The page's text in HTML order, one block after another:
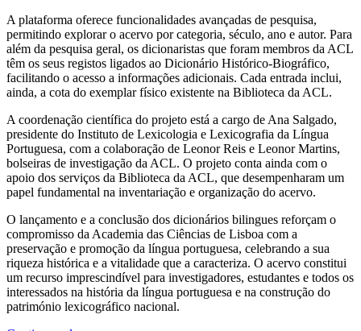
A plataforma oferece funcionalidades avançadas de pesquisa,
permitindo explorar o acervo por categoria, século, ano e autor. Para
além da pesquisa geral, os dicionaristas que foram membros da ACL
têm os seus registos ligados ao Dicionário Histórico-Biográfico,
facilitando o acesso a informações adicionais. Cada entrada inclui,
ainda, a cota do exemplar físico existente na Biblioteca da ACL.
A coordenação científica do projeto está a cargo de Ana Salgado,
presidente do Instituto de Lexicologia e Lexicografia da Língua
Portuguesa, com a colaboração de Leonor Reis e Leonor Martins,
bolseiras de investigação da ACL. O projeto conta ainda com o
apoio dos serviços da Biblioteca da ACL, que desempenharam um
papel fundamental na inventariação e organização do acervo.
O lançamento e a conclusão dos dicionários bilingues reforçam o
compromisso da Academia das Ciências de Lisboa com a
preservação e promoção da língua portuguesa, celebrando a sua
riqueza histórica e a vitalidade que a caracteriza. O acervo constitui
um recurso imprescindível para investigadores, estudantes e todos os
interessados na história da língua portuguesa e na construção do
património lexicográfico nacional.